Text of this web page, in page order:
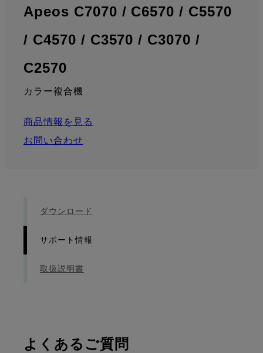
:
Apeos C7070 / C6570 / C5570
/ C4570 / C3570 / C3070 /
C2570: サポート情報
カラー複合機
商品情報を見る
お問い合わせ
ダウンロード
サポート情報
取扱説明書
よくあるご質問